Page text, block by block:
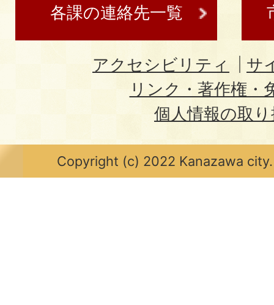
各課の連絡先一覧
アクセシビリティ
サ
リンク・著作権・
個人情報の取
Copyright (c) 2022 Kanazawa